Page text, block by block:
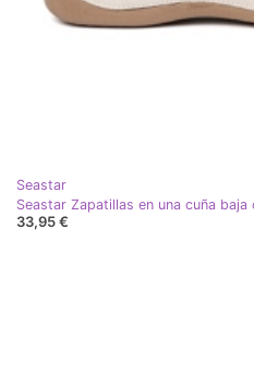
Seastar
Seastar Zapatillas en una cuña
33,95 €